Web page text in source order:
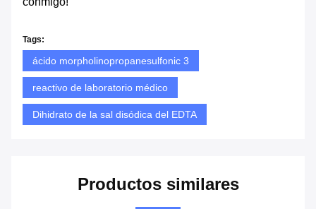
Tags:
ácido morpholinopropanesulfonic 3
reactivo de laboratorio médico
Dihidrato de la sal disódica del EDTA
Productos similares